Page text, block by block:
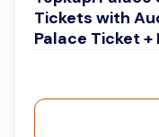
Tickets with
Palace Ticket